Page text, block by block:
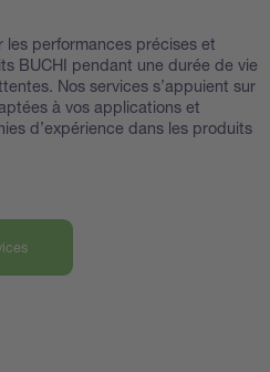
les performances précises et
BUCHI pendant une durée de vie
Nos services s’appuient sur
à vos applications et
d’expérience dans les produits